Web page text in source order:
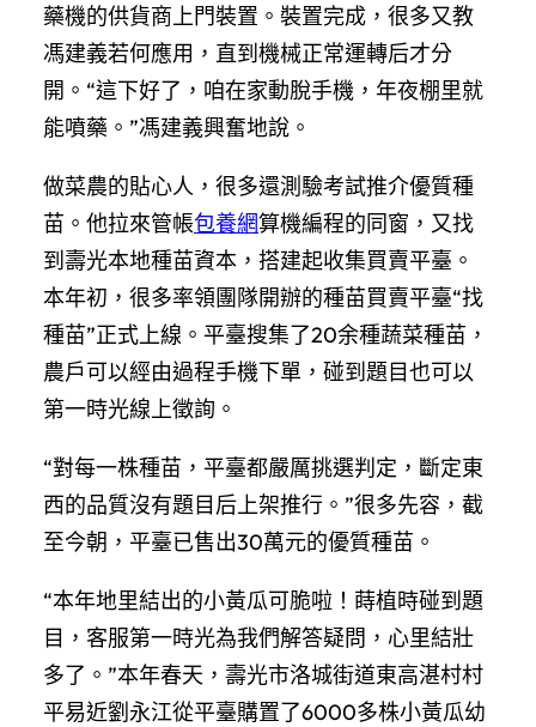
藥機的供貨商上門裝置。裝置完成，很多又教
馮建義若何應用，直到機械正常運轉后才分
開。“這下好了，咱在家動脫手機，年夜棚里就
能噴藥。”馮建義興奮地說。
做菜農的貼心人，很多還測驗考試推介優質種
苗。他拉來管帳包養網算機編程的同窗，又找
到壽光本地種苗資本，搭建起收集買賣平臺。
本年初，很多率領團隊開辦的種苗買賣平臺“找
種苗”正式上線。平臺搜集了20余種蔬菜種苗，
農戶可以經由過程手機下單，碰到題目也可以
第一時光線上徵詢。
“對每一株種苗，平臺都嚴厲挑選判定，斷定東
西的品質沒有題目后上架推行。”很多先容，截
至今朝，平臺已售出30萬元的優質種苗。
“本年地里結出的小黃瓜可脆啦！蒔植時碰到題
目，客服第一時光為我們解答疑問，心里結壯
多了。”本年春天，壽光市洛城街道東高湛村村
平易近劉永江從平臺購置了6000多株小黃瓜幼